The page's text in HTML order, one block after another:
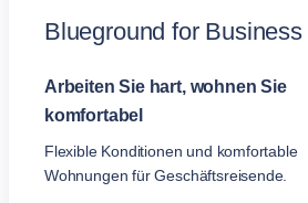
Blueground for Business
Arbeiten Sie hart, wohnen Sie
komfortabel
Flexible Konditionen und komfortable
Wohnungen für Geschäftsreisende.